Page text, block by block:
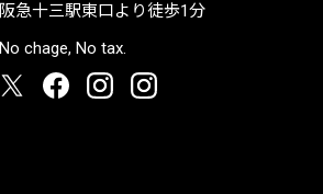
阪急十三駅東口より徒歩1分
No chage, No tax.